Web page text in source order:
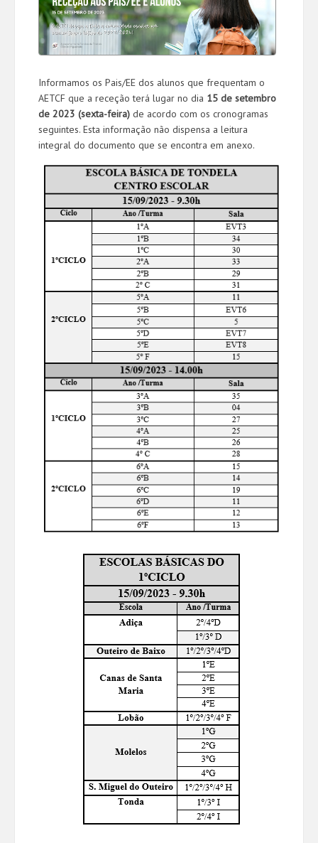
Informamos os Pais/EE dos alunos que frequentam o
AETCF que a receção terá lugar no dia 15 de setembro
de 2023 (sexta-feira) de acordo com os cronogramas
seguintes. Esta informação não dispensa a leitura
integral do documento que se encontra em anexo.